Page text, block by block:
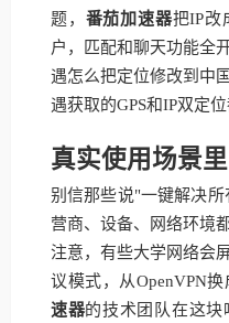
题， 番茄加速器把IP改
户，匹配和聊天功能全
遇怎么把定位修改到中
遇获取的GPS和IP双定
真实使用场景
别信那些说"一键解决
营商、设备、网络环境
注意，有些大学网络会
议模式，从OpenVPN换
速器的技术团队在这块